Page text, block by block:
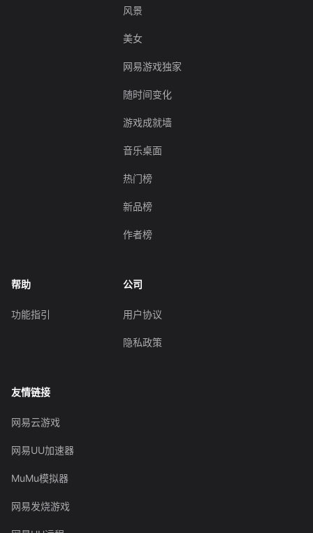
风景
美女
网易游戏独家
随时间变化
游戏成就墙
音乐桌面
热门榜
新品榜
作者榜
帮助
功能指引
公司
用户协议
隐私政策
友情链接
网易云游戏
网易UU加速器
MuMu模拟器
网易发烧游戏